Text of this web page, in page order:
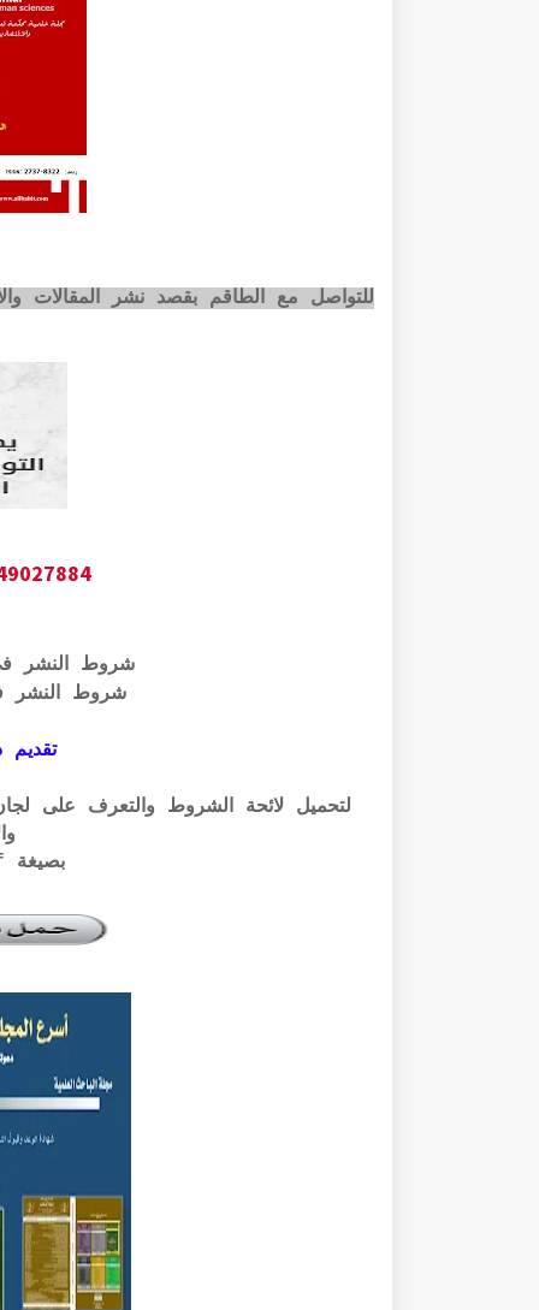
للتواصل مع الطاقم بقصد نشر المقالات
شروط النشر
شروط النشر
بصيغة pdf الرابط أسفله: